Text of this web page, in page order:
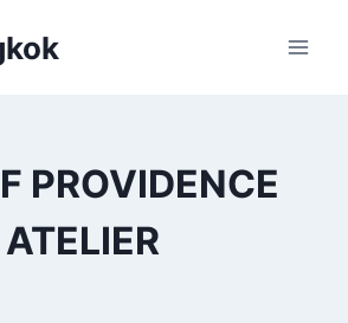
PROVIDENCE
ATELIER